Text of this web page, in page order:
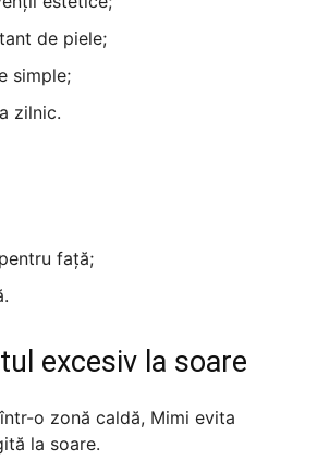
de piele;
simple;
zilnic.
față;
excesiv la soare
o zonă caldă, Mimi evita
la soare.